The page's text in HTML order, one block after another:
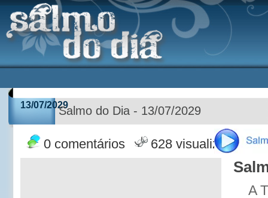
13/07/2029Salmo do Dia - 13/07/2029
0 comentários 628 visualizações
A